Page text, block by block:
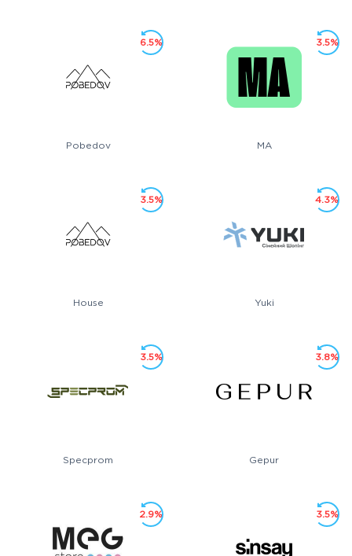
Pobedov
6.5%
MA
3.5%
House
3.5%
Yuki
4.3%
Specprom
3.5%
Gepur
3.8%
2.9% 3.5%